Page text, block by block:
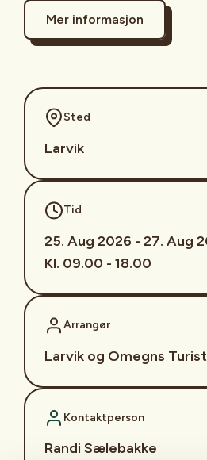
Mer informasjon
Sted
Larvik
Tid
25. Aug 2026 - 27. Aug
Kl. 09.00 - 18.00
Arrangør
Larvik og Omegns
Kontaktperson
Randi Sælebakke